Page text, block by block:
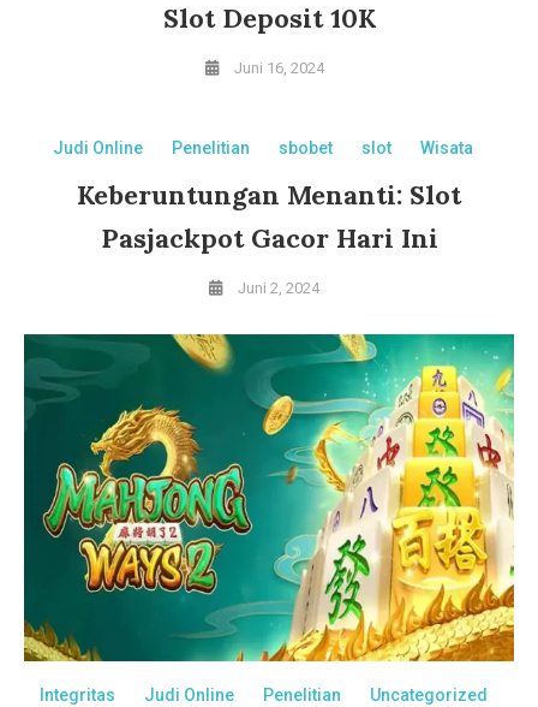
Slot Deposit 10K
Juni 16, 2024
Judi Online Penelitian sbobet slot Wisata
Keberuntungan Menanti: Slot
Pasjackpot Gacor Hari Ini
Juni 2, 2024
Integritas Judi Online Penelitian Uncategorized